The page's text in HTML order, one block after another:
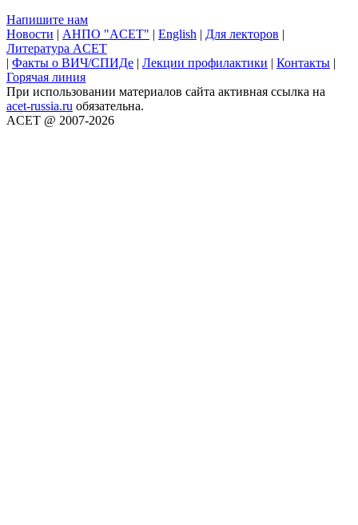
Напишите нам
Новости | АНПО "ACET" | English | Для лекторов |
Литература ACET
| Факты о ВИЧ/СПИДе | Лекции профилактики | Контакты |
Горячая линия
При использовании материалов сайта активная ссылка на
acet-russia.ru обязательна.
ACET @ 2007-2026